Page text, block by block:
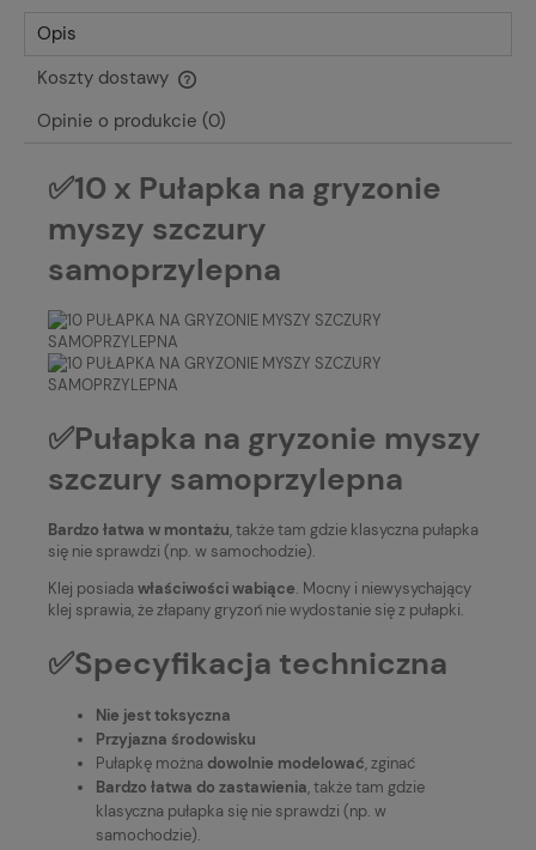
Opis
Koszty dostawy
Cena nie zawiera ewentualnych kosztów płatności
Opinie o produkcie (0)
✅10 x Pułapka na gryzonie
myszy szczury
samoprzylepna
✅Pułapka na gryzonie myszy
szczury samoprzylepna
Bardzo łatwa w montażu, także tam gdzie klasyczna pułapka
się nie sprawdzi (np. w samochodzie).
Klej posiada właściwości wabiące. Mocny i niewysychający
klej sprawia, że złapany gryzoń nie wydostanie się z pułapki.
✅Specyfikacja techniczna
Nie jest toksyczna
Przyjazna środowisku
Pułapkę można dowolnie modelować, zginać
Bardzo łatwa do zastawienia, także tam gdzie
klasyczna pułapka się nie sprawdzi (np. w
samochodzie).